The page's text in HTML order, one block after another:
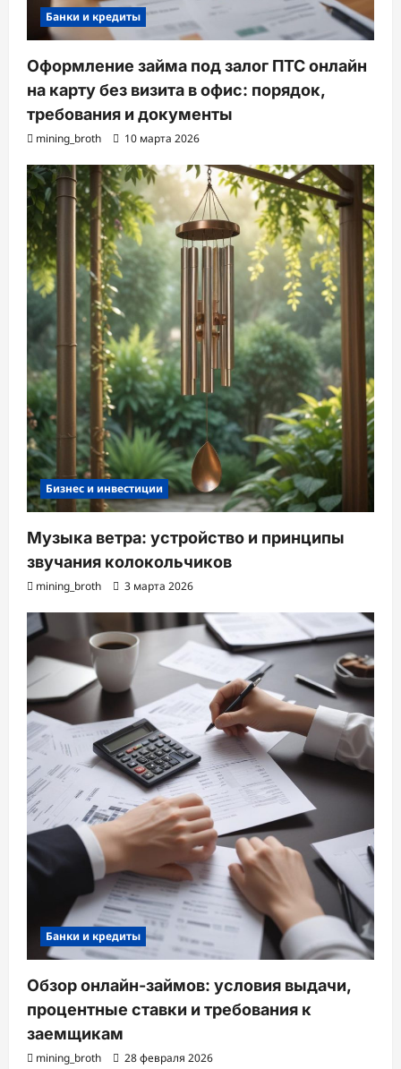
Банки и кредиты
Оформление займа под залог ПТС онлайн
на карту без визита в офис: порядок,
требования и документы
mining_broth 10 марта 2026
Бизнес и инвестиции
Музыка ветра: устройство и принципы
звучания колокольчиков
mining_broth 3 марта 2026
Банки и кредиты
Обзор онлайн-займов: условия выдачи,
процентные ставки и требования к
заемщикам
mining_broth 28 февраля 2026